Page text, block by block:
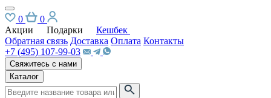
0
0
Акции
Подарки
Кешбек
Обратная связь Доставка Оплата Контакты
+7 (495) 107-99-03
Свяжитесь с нами
Каталог